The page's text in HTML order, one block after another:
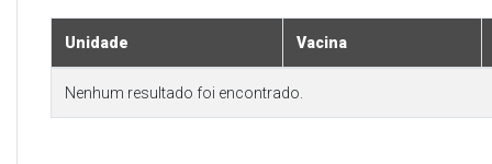
Unidade Vacina
Nenhum resultado foi encontrado.